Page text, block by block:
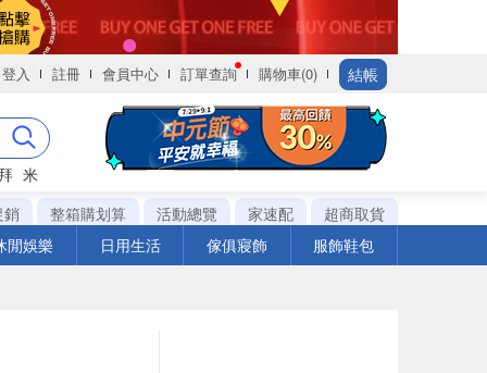
登入 註冊 會員中心 訂單查詢 購物車(0) 結帳
米
銷 整箱購划算 活動總覽 家速配
超商取貨
閒娛樂 日用生活 傢俱寢飾 服飾鞋包